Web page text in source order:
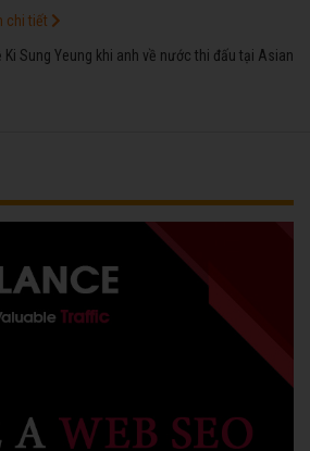
Ki Sung Yeung khi anh về nước thi đấu tại Asian
chi tiết